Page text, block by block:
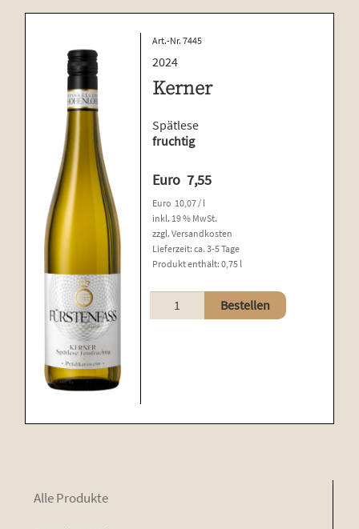
Weiß­ge­kel­tert
Weiß­wein
Weiß­herbst-, Rosé- und Schillerweine
Die fruch­ti­gen Vier
Sekt und Secco
Edi­ti­on Life
Wein­emp­feh­lun­gen
Pro­bier­pa­ke­te
Art.-Nr. 7445
2024
Kerner
Spätlese
fruchtig
Euro 7,55
Euro 10,07 / l
inkl. 19 % MwSt.
zzgl.Versandkosten
Lieferzeit:ca. 3-5 Tage
Produkt enthält: 0,75 l
Kerner
Menge
Bestellen
Alle Pro­duk­te